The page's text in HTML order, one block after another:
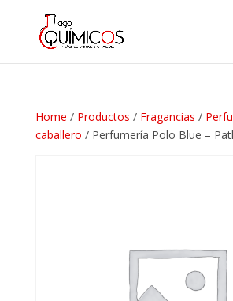
Home / Productos / Fragancias /
caballero / Perfumería Polo Blue –